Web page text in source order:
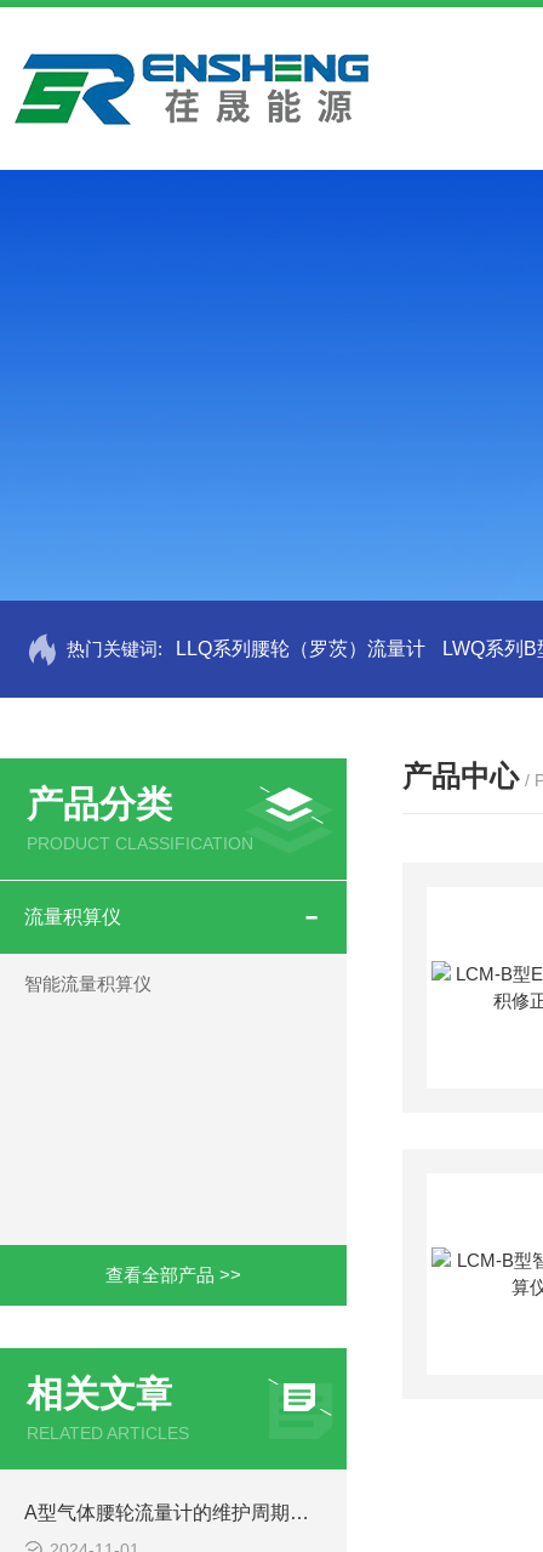
热门关键词: LLQ系列腰轮（罗茨）流量计 LWQ系列
产品分类
PRODUCT CLASSIFICATION
流量积算仪
智能流量积算仪
查看全部产品 >>
相关文章
RELATED ARTICLES
A型气体腰轮流量计的维护周期和成本
产品中心 /